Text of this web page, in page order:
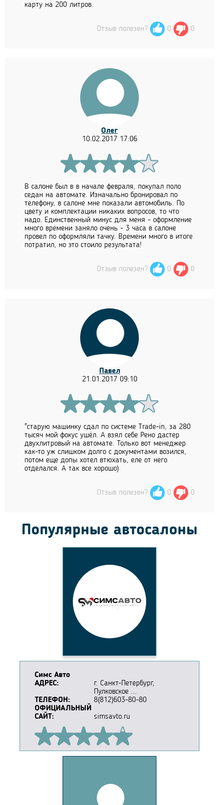
карту на 200 литров.
Отзыв полезен? 0 0
Олег
10.02.2017 17:06
В салоне был в в начале февраля, покупал поло
седан на автомате. Изначально бронировал по
телефону, в салоне мне показали автомобиль. По
цвету и комплектации никаких вопросов, то что
надо. Единственный минус для меня - оформление
много времени заняло очень - 3 часа в салоне
провел по оформляли тачку. Времени много в итоге
потратил, но это стоило результата!
Отзыв полезен? 0 0
Павел
21.01.2017 09:10
"старую машинку сдал по системе Trade-in, за 280
тысяч мой фокус ушёл. А взял себе Рено дастер
двухлитровый на автомате. Только вот менеджер
как-то уж слишком долго с документами возился,
потом еще допы хотел втюхать, еле от него
отделался. А так все хорошо)
Отзыв полезен? 0 0
Популярные автосалоны
Симс Авто
АДРЕС:
г. Санкт-Петербург,
Пулковское ...
ТЕЛЕФОН:
8(812)603-80-80
ОФИЦИАЛЬНЫЙ
САЙТ:
simsavto.ru